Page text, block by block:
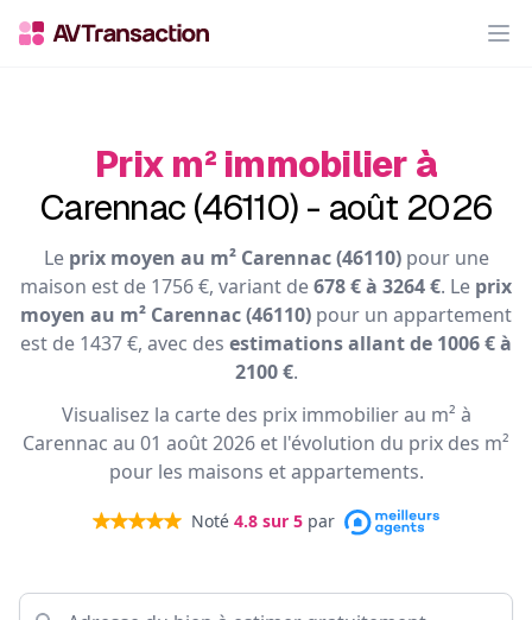
Prix m² immobilier à
Carennac (46110) - août 2026
Le prix moyen au m² Carennac (46110)pour une
maison est de 1756 €, variant de678 € à 3264 €. Le prix
moyen au m² Carennac (46110) pour un appartement
est de 1437 €, avec des estimations allant de 1006 € à
2100 €.
Visualisez la carte des prix immobilier au m² à
Carennac au 01 août 2026 et l'évolution du prix des m²
pour les maisons et appartements.
Noté 4.8 sur 5 par